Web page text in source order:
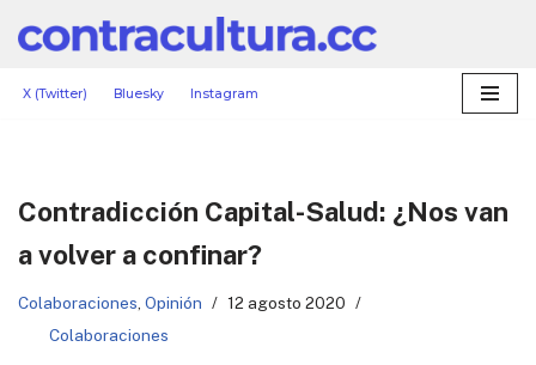
al
X (Twitter) Bluesky Instagram
Contradicción Capital-Salud: ¿Nos van
a volver a confinar?
Colaboraciones Opinión
12 agosto 2020
Colaboraciones